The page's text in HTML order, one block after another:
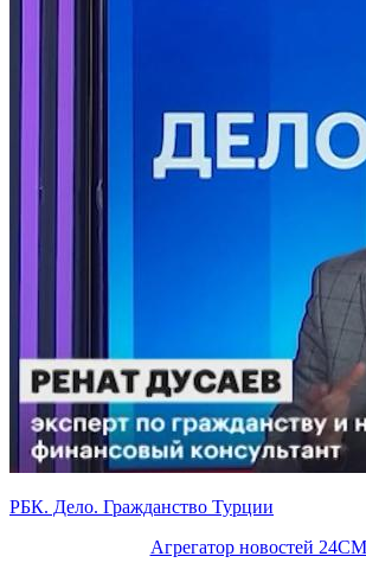
РБК. Дело. Гражданство Турции
Агрегатор новостей